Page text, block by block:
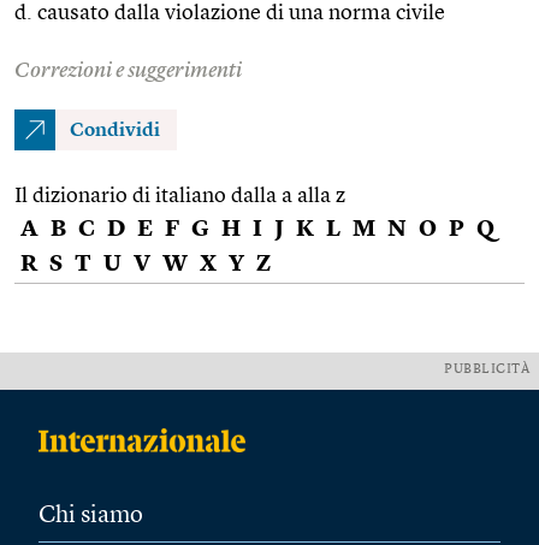
d. causato dalla violazione di una norma civile
Correzioni e suggerimenti
Condividi
Il dizionario di italiano dalla a alla z
A B C D E F G H I J K L M N O P Q
R S T U V W X Y Z
PUBBLICITÀ
Chi siamo